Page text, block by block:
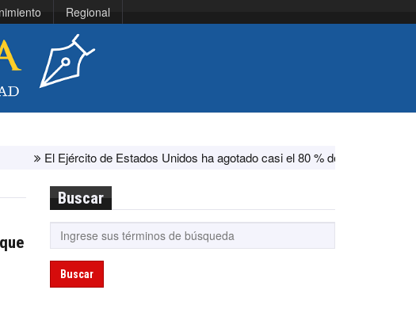
Regional
de Estados Unidos ha agotado casi el 80 % de su sistema antimisiles, según
Buscar
Buscar